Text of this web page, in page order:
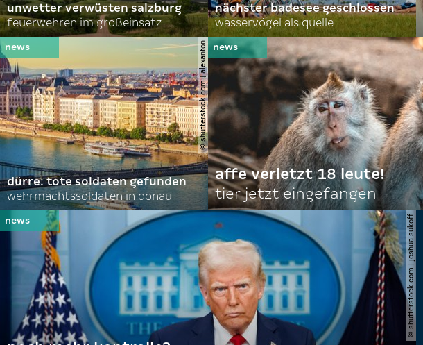
unwetter verwüsten salzburg
feuerwehren im großeinsatz
nächster badesee geschlossen
wasservögel als quelle
© shutterstock.com | alexanton
dürre: tote soldaten gefunden
wehrmachtssoldaten in donau
affe verletzt 18 leute!
tier jetzt eingefangen
© shutterstock.com | joshua sukoff